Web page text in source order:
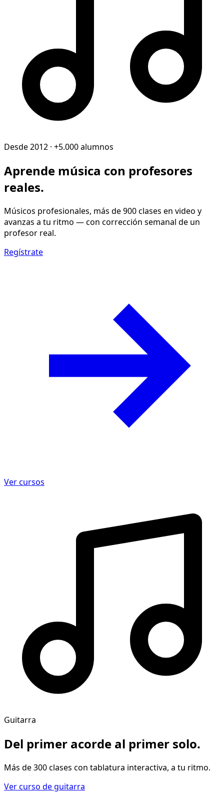
Desde 2012 · +5.000 alumnos
Aprende música con profesores
reales.
Músicos profesionales, más de 900 clases en video y
avanzas a tu ritmo — con corrección semanal de un
profesor real.
Regístrate
Ver cursos
Guitarra
Del primer acorde al primer solo.
Más de 300 clases con tablatura interactiva, a tu ritmo.
Ver curso de guitarra